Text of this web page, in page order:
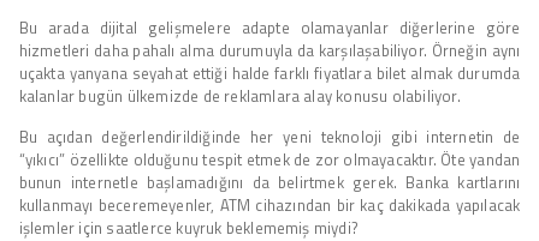
Bu arada dijital gelişmelere adapte olamayanlar diğerlerine göre
hizmetleri daha pahalı alma durumuyla da karşılaşabiliyor. Örneğin aynı
uçakta yanyana seyahat ettiği halde farklı fiyatlara bilet almak durumda
kalanlar bugün ülkemizde de reklamlara alay konusu olabiliyor.
Bu açıdan değerlendirildiğinde her yeni teknoloji gibi internetin de
“yıkıcı” özellikte olduğunu tespit etmek de zor olmayacaktır. Öte yandan
bunun internetle başlamadığını da belirtmek gerek. Banka kartlarını
kullanmayı beceremeyenler, ATM cihazından bir kaç dakikada yapılacak
işlemler için saatlerce kuyruk beklememiş miydi?